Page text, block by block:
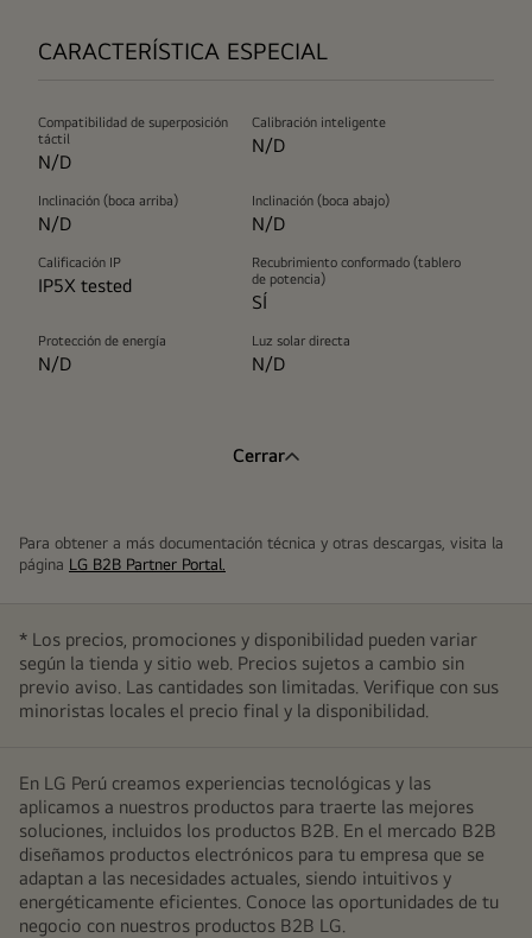
CARACTERÍSTICA ESPECIAL
Compatibilidad de superposición
táctil
N/D
Calibración inteligente
N/D
Inclinación (boca arriba)
N/D
Inclinación (boca abajo)
N/D
Calificación IP
IP5X tested
Recubrimiento conformado (tablero
de potencia)
SÍ
Protección de energía
N/D
Luz solar directa
N/D
Cerrar
Para obtener a más documentación técnica y otras descargas, visita la
página LG B2B Partner Portal.
* Los precios, promociones y disponibilidad pueden variar
según la tienda y sitio web. Precios sujetos a cambio sin
previo aviso. Las cantidades son limitadas. Verifique con sus
minoristas locales el precio final y la disponibilidad.
En LG Perú creamos experiencias tecnológicas y las
aplicamos a nuestros productos para traerte las mejores
soluciones, incluidos los productos B2B. En el mercado B2B
diseñamos productos electrónicos para tu empresa que se
adaptan a las necesidades actuales, siendo intuitivos y
energéticamente eficientes. Conoce las oportunidades de tu
negocio con nuestros productos B2B LG.